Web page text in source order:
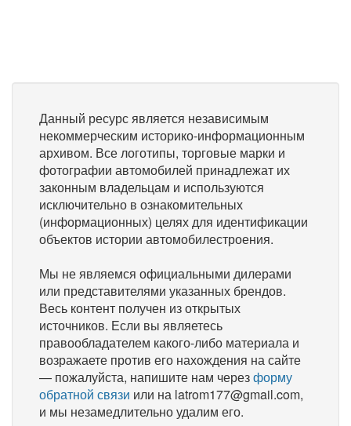
Данный ресурс является независимым
некоммерческим историко-информационным
архивом. Все логотипы, торговые марки и
фотографии автомобилей принадлежат их
законным владельцам и используются
исключительно в ознакомительных
(информационных) целях для идентификации
объектов истории автомобилестроения.
Мы не являемся официальными дилерами
или представителями указанных брендов.
Весь контент получен из открытых
источников. Если вы являетесь
правообладателем какого-либо материала и
возражаете против его нахождения на сайте
— пожалуйста, напишите нам черезформу
обратной связи или на latrom177@gmail.com,
и мы незамедлительно удалим его.